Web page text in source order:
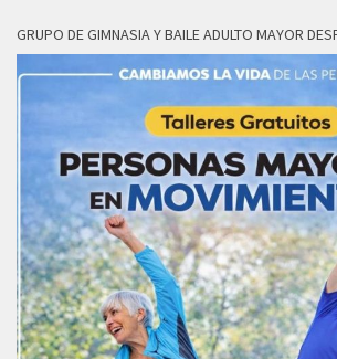
GRUPO DE GIMNASIA Y BAILE ADULTO MAYOR